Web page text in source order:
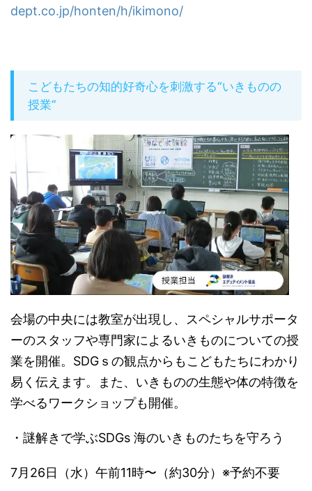
dept.co.jp/honten/h/ikimono/
こどもたちの知的好奇心を刺激する“いきものの
授業”
会場の中央には教室が出現し、スペシャルサポータ
ーのスタッフや専門家によるいきものについての授
業を開催。SDGｓの観点からもこどもたちにわかり
易く伝えます。また、いきものの生態や体の特徴を
学べるワークショップも開催。
・謎解きで学ぶSDGs 海のいきものたちを守ろう
7月26日（水）午前11時〜（約30分）※予約不要